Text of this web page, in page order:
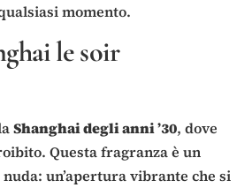
momento.
le soir
Shanghai degli anni ’30, dove
Questa fragranza è un
un’apertura vibrante che si